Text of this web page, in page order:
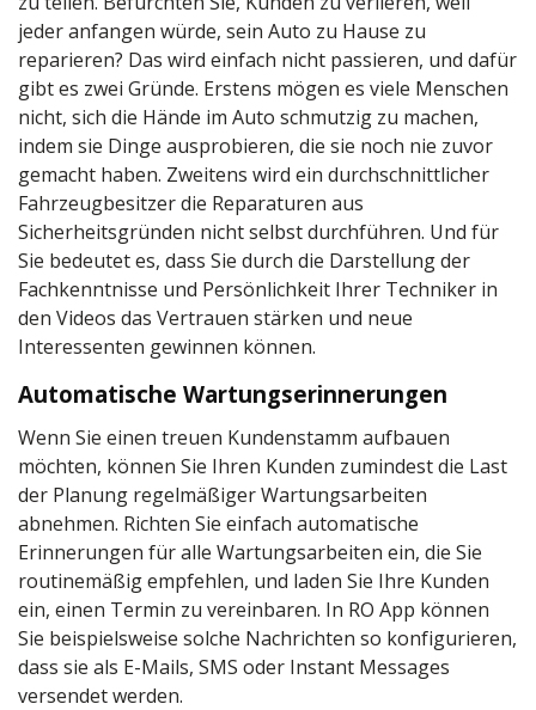
jeder anfangen würde, sein Auto zu Hause zu
reparieren? Das wird einfach nicht passieren, und dafür
gibt es zwei Gründe. Erstens mögen es viele Menschen
nicht, sich die Hände im Auto schmutzig zu machen,
indem sie Dinge ausprobieren, die sie noch nie zuvor
gemacht haben. Zweitens wird ein durchschnittlicher
Fahrzeugbesitzer die Reparaturen aus
Sicherheitsgründen nicht selbst durchführen. Und für
Sie bedeutet es, dass Sie durch die Darstellung der
Fachkenntnisse und Persönlichkeit Ihrer Techniker in
den Videos das Vertrauen stärken und neue
Interessenten gewinnen können.
Automatische Wartungserinnerungen
Wenn Sie einen treuen Kundenstamm aufbauen
möchten, können Sie Ihren Kunden zumindest die Last
der Planung regelmäßiger Wartungsarbeiten
abnehmen. Richten Sie einfach automatische
Erinnerungen für alle Wartungsarbeiten ein, die Sie
routinemäßig empfehlen, und laden Sie Ihre Kunden
ein, einen Termin zu vereinbaren. In RO App können
Sie beispielsweise solche Nachrichten so konfigurieren,
dass sie als E-Mails, SMS oder Instant Messages
versendet werden.